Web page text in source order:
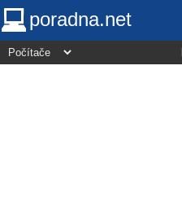
poradna.net